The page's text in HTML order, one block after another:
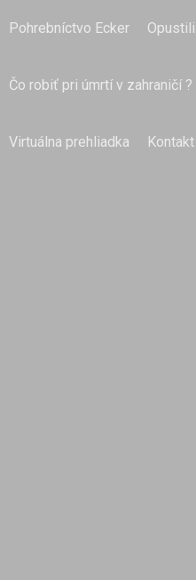
Pohrebníctvo Ecker
Čo robiť pri úmrtí v zahraničí ?
Virtuálna prehliadka Kontakt